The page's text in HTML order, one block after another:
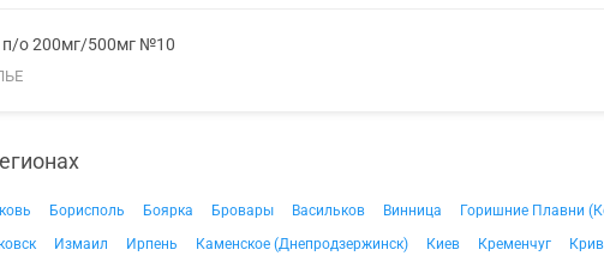
о 200мг/500мг №10
Борисполь Боярка Бровары Васильков Винница Горишние Плавни
Измаил Ирпень Каменское (Днепродзержинск) Киев Кременчуг